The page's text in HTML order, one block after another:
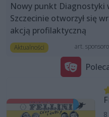
Nowy punkt Diagnostyki
Szczecinie otworzył się
akcją profilaktyczną
Aktualności art.